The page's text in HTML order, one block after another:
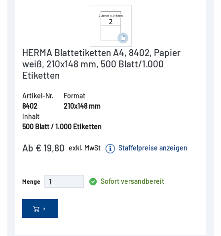
HERMA Blattetiketten A4, 8402, Papier
weiß, 210x148 mm, 500 Blatt/1.000
Etiketten
Artikel-Nr.
8402
Format
210x148 mm
Inhalt
500 Blatt / 1.000 Etiketten
Ab € 19,80 exkl. MwSt Staffelpreise anzeigen
Menge Sofort versandbereit